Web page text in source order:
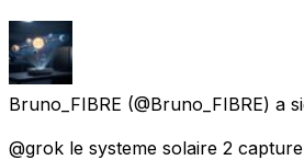
Bruno_FIBRE (@Bruno_FIBRE) a
@grok le systeme solaire 2